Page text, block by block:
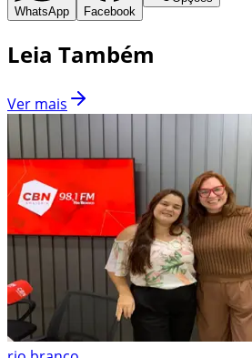
WhatsApp Facebook
Leia Também
Ver mais